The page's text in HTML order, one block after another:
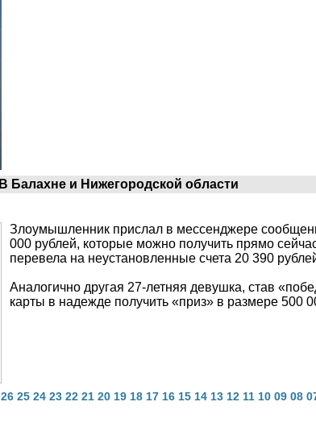
В Балахне и Нижегородской области
Злоумышленник прислал в мессенджере
000 рублей, которые можно получить прямо
перевела на неустановленные счета 20 390
Аналогично другая 27-летняя девушка, став
карты в надежде получить «приз» в размере 500
26 25 24 23 22 21 20 19 18 17 16 15 14 13 12 11 10 09 08